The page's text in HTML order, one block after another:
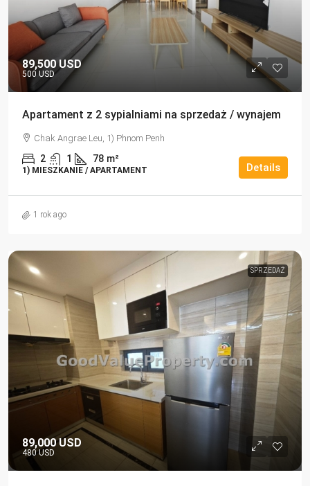
89,500 USD
500 USD
Apartament z 2 sypialniami na sprzedaż / wynajem
Chak Angrae Leu, 1) Phnom Penh
2 1 78 m²
1) MIESZKANIE / APARTAMENT Details
1 rok ago
SPRZEDAŻ
89,000 USD
480 USD